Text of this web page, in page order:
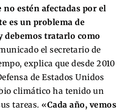
no estén afectadas por el
es un problema de
debemos tratarlo como
el secretario de
explica que desde 2010
de Estados Unidos
climático ha tenido un
tareas. «Cada año, vemos